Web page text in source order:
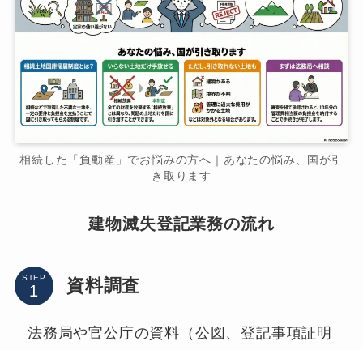
相続した「負動産」でお悩みの方へ｜あなたの悩み、国が引
き取ります
建物滅失登記業務の流れ
STEP 資料調査
法務局や官公庁の資料（公図、登記事項証明